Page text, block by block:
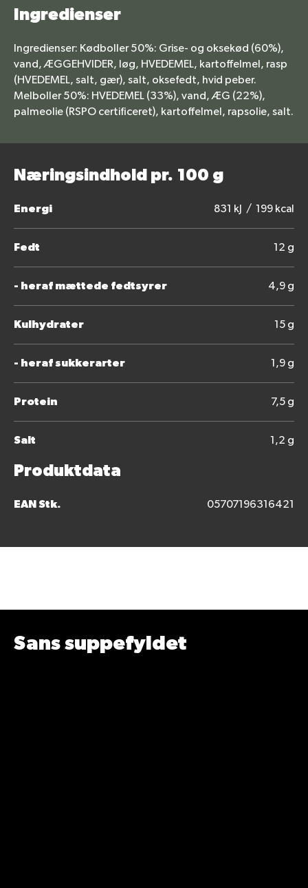
Næringsindhold pr. 100 g
Energi 831 kJ / 199 kcal
Fedt 12 g
- heraf mættede fedtsyrer 4,9 g
Kulhydrater 15 g
- heraf sukkerarter 1,9 g
Protein 7,5 g
Salt 1,2 g
Produktdata
EAN Stk. 05707196316421
Ingredienser
Ingredienser: Kødboller 50%: Grise- og oksekød (60%),
vand, ÆGGEHVIDER, løg, HVEDEMEL, kartoffelmel, rasp
(HVEDEMEL, salt, gær), salt, oksefedt, hvid peber.
Melboller 50%: HVEDEMEL (33%), vand, ÆG (22%),
palmeolie (RSPO certificeret), kartoffelmel, rapsolie, salt.
Sans suppefyldet